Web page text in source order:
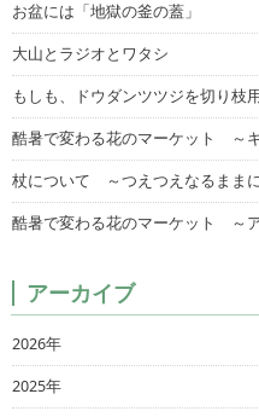
お盆には「地獄の釜の蓋」
大山とラジオとワタシ
もしも、ドウダンツツジを切り枝
酷暑で変わる花のマーケット ～
杖について ～つえつえなるまま
酷暑で変わる花のマーケット ～
アーカイブ
2026年
2025年